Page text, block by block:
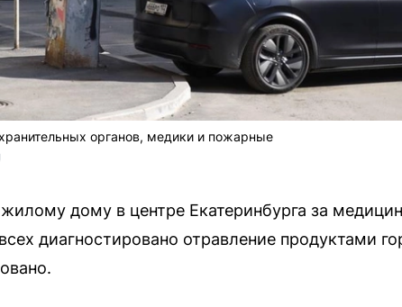
органов, медики и пожарные
дому в центре Екатеринбурга за
диагностировано отравление продуктами